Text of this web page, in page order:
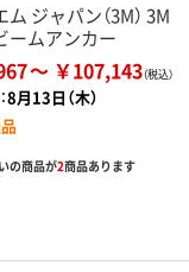
ジャパン（3M） 3M
ームアンカー
￥107,143
8月13日（木）
の商品が2商品あります